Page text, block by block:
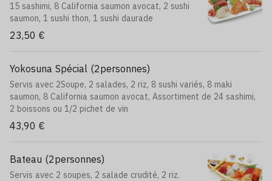
15 sashimi, 8 California saumon avocat, 2 sushi
saumon, 1 sushi thon, 1 sushi daurade
23,50 €
Yokosuna Spécial (2personnes)
Servis avec 2Soupe, 2 salades, 2 riz, 8 sushi variés, 8 maki
saumon, 8 California saumon avocat, Assortiment de 24 sashimi,
2 boissons ou 1/2 pichet de vin
43,90 €
Bateau (2personnes)
Servis avec 2 soupes, 2 salade crudité, 2 riz.